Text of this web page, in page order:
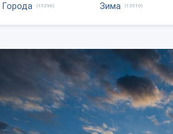
Города (15296) Зима (13510)